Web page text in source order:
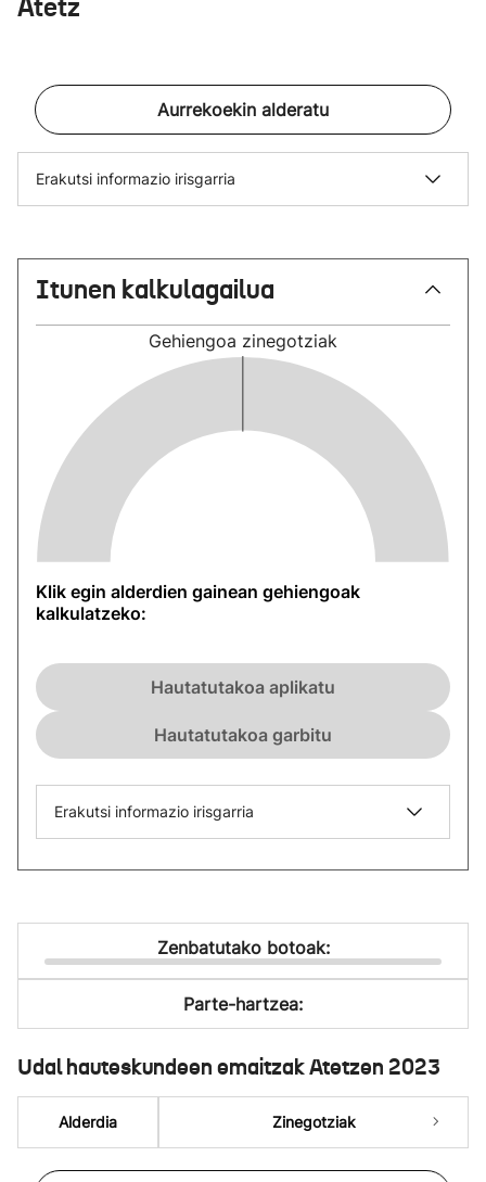
Atetz
Aurrekoekin alderatu
Erakutsi informazio irisgarria
Itunen kalkulagailua
Gehiengoa zinegotziak
Klik egin alderdien gainean gehiengoak
kalkulatzeko:
Hautatutakoa aplikatu
Hautatutakoa garbitu
Erakutsi informazio irisgarria
Zenbatutako botoak:
Parte-hartzea:
Udal hauteskundeen emaitzak Atetzen 2023
Alderdia Zinegotziak